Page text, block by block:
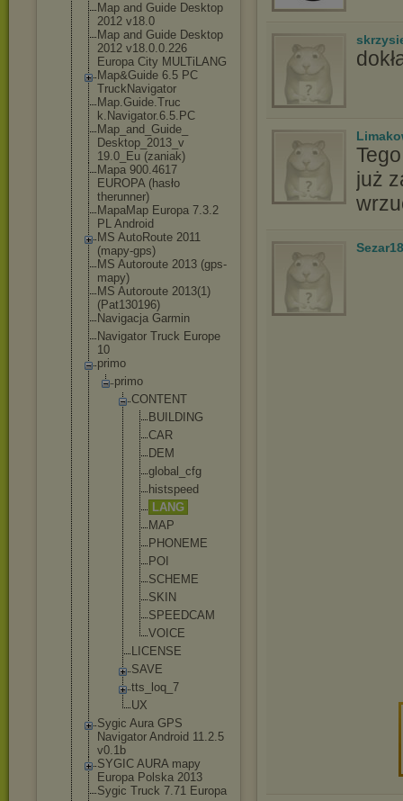
Map and Guide Desktop
2012 v18.0
Map and Guide Desktop
2012 v18.0.0.226
Europa City MULTiLANG
Map&Guide 6.5 PC
TruckNavigator
Map.Guide.Truc
k.Navigator.6.5.PC
Map_and_Guide_
Desktop_2013_v
19.0_Eu (zaniak)
Mapa 900.4617
EUROPA (hasło
therunner)
MapaMap Europa 7.3.2
PL Android
MS AutoRoute 2011
(mapy-gps)
MS Autoroute 2013 (gps-
mapy)
MS Autoroute 2013(1)
(Pat130196)
Navigacja Garmin
Navigator Truck Europe
10
primo
primo
CONTENT
BUILD ING
CAR
DEM
globa l_cfg
histspeed
LANG
MAP
PHONE ME
POI
SCHEM E
SKIN
SPEEDCAM
VOICE
LICENSE
SAVE
tts_loq_ 7
UX
Sygic Aura GPS
Navigator Android 11.2.5
v0.1b
SYGIC AURA mapy
Europa Polska 2013
Sygic Truck 7.71 Europa
już
Sezar18